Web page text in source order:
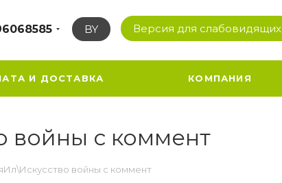
BY Версия для слабовидящих
И ДОСТАВКА КОМПАНИЯ
войны с коммент
войны с коммент